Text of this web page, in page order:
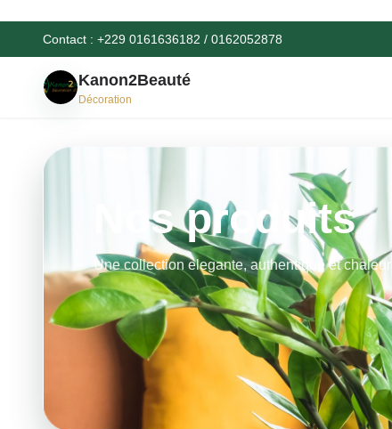
Contact : +229 0161636182 / 0162052878
Kanon2Beauté
Décoration
Nos produits
Une collection elegante, authentique et